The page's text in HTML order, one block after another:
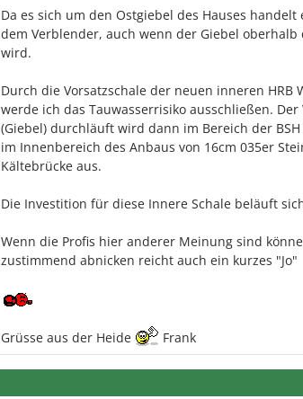
Da es sich um den Ostgiebel des Hauses
dem Verblender, auch wenn der Giebel
wird.
Durch die Vorsatzschale der neuen inneren
werde ich das Tauwasserrisiko ausschließen.
(Giebel) durchläuft wird dann im Bereich der
im Innenbereich des Anbaus von 16cm 035er
Kältebrücke aus.
Die Investition für diese Innere Schale beläuft
Wenn die Profis hier anderer Meinung sind
zustimmend abnicken reicht auch ein kurzes "Jo"
Grüsse aus der Heide Frank